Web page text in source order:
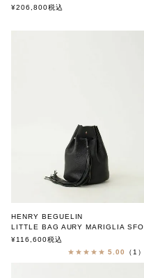
エンリー ベグリン
¥206,800税込
HENRY BEGUELIN
LITTLE BAG AURY MARIGLIA SFOD. CERVO/ NERO
エンリー ベグリン
¥116,600税込
5.00
（1）